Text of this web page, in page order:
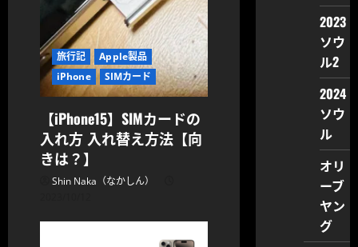
旅行記
Apple製品
iPhone
SIMカード
【iPhone15】SIMカードの
入れ方 入れ替え方法【向
きは？】
Shin Naka（なかしん）
2023
ソウ
ル2
2024
ソウ
ル
オリ
ーブ
ヤン
グ